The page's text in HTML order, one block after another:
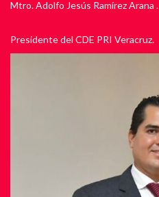
Mtro. Adolfo Jesús Ramírez Arana .
Presidente del CDE PRI Veracruz.